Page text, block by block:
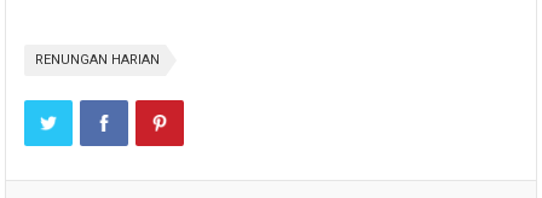
RENUNGAN HARIAN